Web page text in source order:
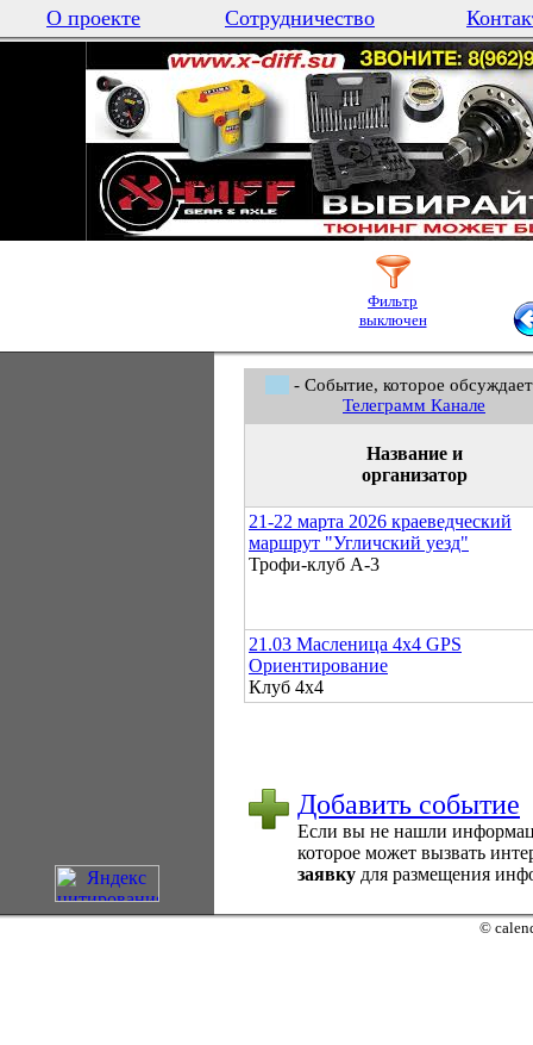
О проекте Сотрудничество
Фильтр
выключен
- Событие, которое
Телеграмм Канале
Название и
организатор
21-22 марта 2026 краеведческий
маршрут "Угличский уезд"
Трофи-клуб А-3
21.03 Масленица 4х4 GPS
Ориентирование
Клуб 4х4
Добавить событие
Если вы не нашли
которое может вызвать
заявку для размещения
©